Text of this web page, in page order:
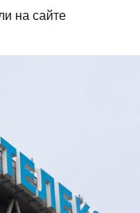
на сайте